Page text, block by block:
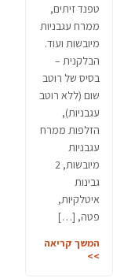
טפנד זיתים,
ממרח עגבניות
מיובשות ועוד.
הבלקנית –
בסיס של רוטב
שום (ללא רוטב
עגבניות),
הזלפות ממרח
עגבניות
מיובשות, 2
גבינות
איטלקיות,
פטה, […]
המשך קריאה
>>